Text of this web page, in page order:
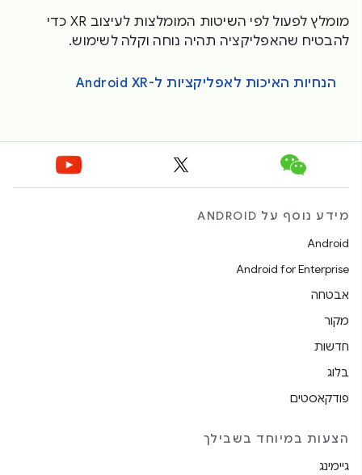
מומלץ לפעול לפי השיטות המומלצות לעיצוב XR כדי
להבטיח שהאפליקציה תהיה נוחה וקלה לשימוש.
הנחיות האיכות לאפליקציות ל-Android XR
מידע נוסף על ANDROID
Android
Android for Enterprise
אבטחה
מקור
חדשות
בלוג
פודקאסטים
הצעות במיוחד בשבילך
גיימינג